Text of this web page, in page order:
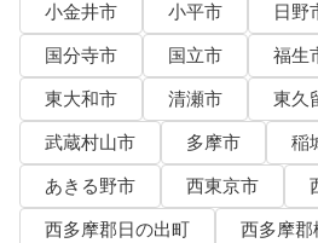
小金井市
小平市 日野
国分寺市
国立市 福生
東大和市
清瀬市
東久
武蔵村山市
多摩市 稲
あきる野市
西東京市
西多摩郡日の出町
西多摩郡